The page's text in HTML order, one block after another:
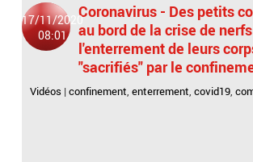
17/11/2020
08:01
Coronavirus - Des petits
au bord de la crise de
l'enterrement de leurs
"sacrifiés" par le
Vidéos |confinement,enterrement,covid19,